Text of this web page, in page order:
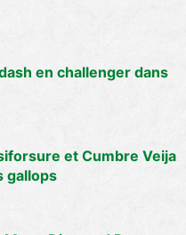
en challenger dans
et Cumbre Veija
gallops